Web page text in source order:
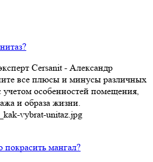
Cersanit - Александр
все плюсы и минусы различных
учетом особенностей помещения,
и образа жизни.
покрасить мангал?